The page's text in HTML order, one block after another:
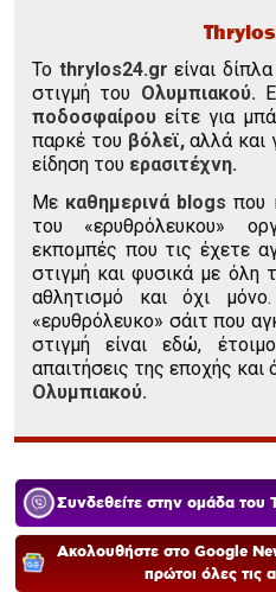
To thrylos24.gr είναι
στιγμή του Ολυμπιακού.
ποδοσφαίρου είτε για
παρκέ του βόλεϊ,αλλά και
είδηση του ερασιτέχνη.
Με καθημερινά blogs που
του «ερυθρόλευκου»
εκπομπές που τις έχετε
στιγμή και φυσικά με όλη
αθλητισμό και όχι μόνο.
«ερυθρόλευκο» σάιτ που
στιγμή είναι εδώ,
απαιτήσεις της εποχής και
Ολυμπιακού.
Συνδεθείτε στην ομάδα του
Ακολουθήστε στο Google
πρώτοι όλες τις